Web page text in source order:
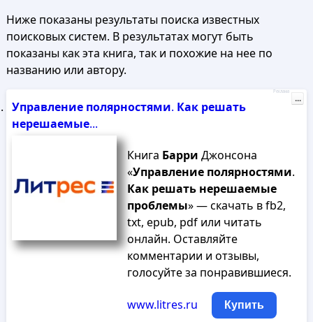
Ниже показаны результаты поиска известных
поисковых систем. В результатах могут быть
показаны как эта книга, так и похожие на нее по
названию или автору.
Управление полярностями. Как решать
нерешаемые...
Книга Барри Джонсона
«Управление полярностями.
Как решать нерешаемые
проблемы» — скачать в fb2,
txt, epub, pdf или читать
онлайн. Оставляйте
комментарии и отзывы,
голосуйте за понравившиеся.
www.litres.ru Купить
Реклама
...